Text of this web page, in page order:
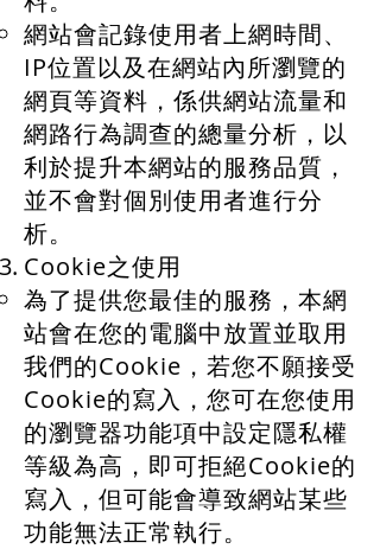
網站會記錄使用者上網時間、
IP位置以及在網站內所瀏覽的
網頁等資料，係供網站流量和
網路行為調查的總量分析，以
利於提升本網站的服務品質，
並不會對個別使用者進行分
析。
Cookie之使用
為了提供您最佳的服務，本網
站會在您的電腦中放置並取用
我們的Cookie，若您不願接受
Cookie的寫入，您可在您使用
的瀏覽器功能項中設定隱私權
等級為高，即可拒絕Cookie的
寫入，但可能會導致網站某些
功能無法正常執行。